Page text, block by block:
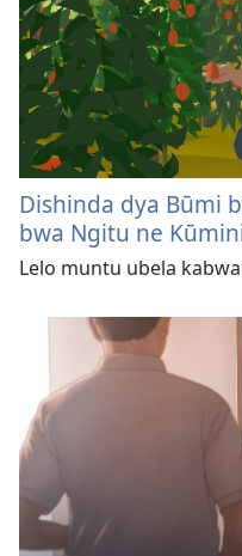
Dishinda dya Būmi
bwa Ngitu ne
Lelo muntu ubela